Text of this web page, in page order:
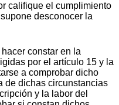
califique el cumplimiento
desconocer la
constar en la
por el artículo 15 y la
a comprobar dicho
de dichas circunstancias
y la labor del